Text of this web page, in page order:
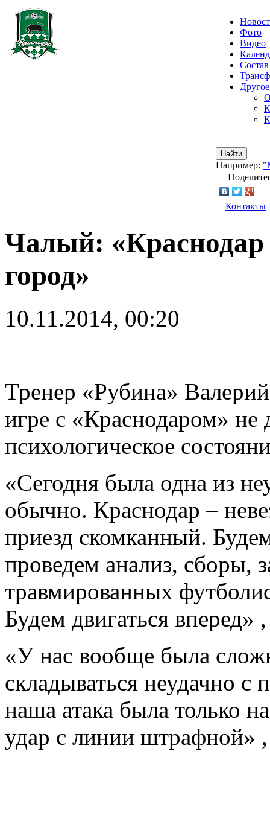
Фото
Видео
Состав
Другое
Найти
Например:
Контакты
Чалый: «Краснодар
город»
10.11.2014, 00:20
Тренер «Рубина»
игре с «Краснодаром» не
психологическое
«Сегодня была одна из
обычно. Краснодар –
приезд скомканный.
проведем анализ, сборы,
травмированных
Будем двигаться
«У нас вообще была
складываться неудачно
наша атака была только
удар с линии штрафной»